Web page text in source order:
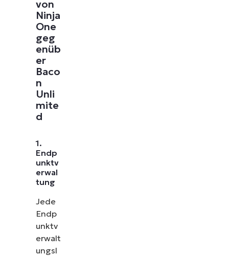
von
Ninja
One
geg
enüb
er
Baco
n
Unli
mite
d
1.
Endp
unktv
erwal
tung
Jede
Endp
unktv
erwalt
ungsl